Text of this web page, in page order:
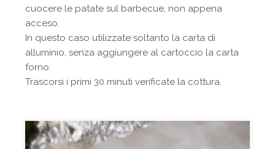
cuocere le patate sul barbecue, non appena
acceso.
In questo caso utilizzate soltanto la carta di
alluminio, senza aggiungere al cartoccio la carta
forno.
Trascorsi i primi 30 minuti verificate la cottura.